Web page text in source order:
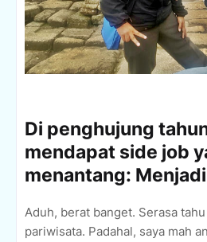
Di penghujung
mendapat side job
menantang:
Aduh, berat banget. Serasa
pariwisata. Padahal, saya mah